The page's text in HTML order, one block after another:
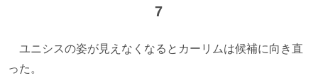
7
ユニシスの姿が見えなくなるとカーリムは候補に向き直
った。